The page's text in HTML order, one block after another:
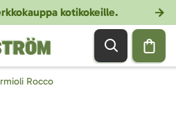
kotikokeille.
Rocco